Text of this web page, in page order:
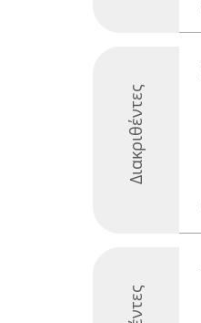
Διακριθέντες